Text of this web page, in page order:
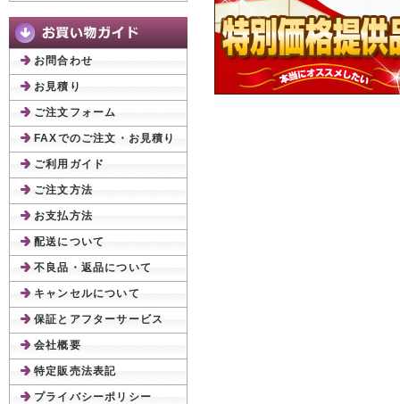
お問合わせ
お見積り
ご注文フォーム
FAXでのご注文・お見積り
ご利用ガイド
ご注文方法
お支払方法
配送について
不良品・返品について
キャンセルについて
保証とアフターサービス
会社概要
特定販売法表記
プライバシーポリシー